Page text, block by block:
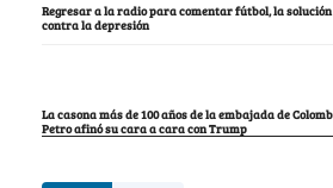
Regresar a la radio para comentar fútbol, la
contra la depresión
La casona más de 100 años de la embajada de
Petro afinó su cara a cara con Trump